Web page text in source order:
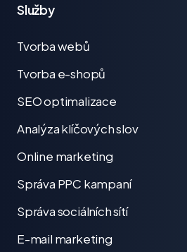
Služby
Tvorba webů
Tvorba e-shopů
SEO optimalizace
Analýza klíčových slov
Online marketing
Správa PPC kampaní
Správa sociálních sítí
E-mail marketing